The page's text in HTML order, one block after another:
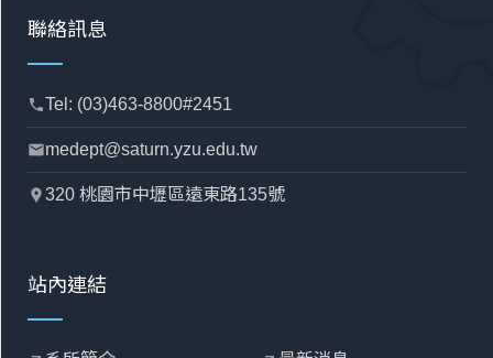
聯絡訊息
phoneTel: (03)463-8800#2451
mailmedept@saturn.yzu.edu.tw
location_pin320 桃園市中壢區遠東路135號
站內連結